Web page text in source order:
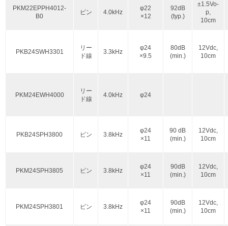
PKM22EPPH4012-
B0
ピン 4.0kHz
φ22
×12
92dB
(typ.)
±1.5Vo-
p,
10cm
PKB24SWH3301
リー
ド線
3.3kHz
φ24
×9.5
80dB
(min.)
12Vdc,
10cm
PKM24EWH4000
リー
ド線
4.0kHz φ24
PKB24SPH3800 ピン 3.8kHz
φ24
×11
90 dB
(min.)
12Vdc,
10cm
PKM24SPH3805 ピン 3.8kHz
φ24
×11
90dB
(min.)
12Vdc,
10cm
PKM24SPH3801 ピン 3.8kHz
φ24
×11
90dB
(min.)
12Vdc,
10cm